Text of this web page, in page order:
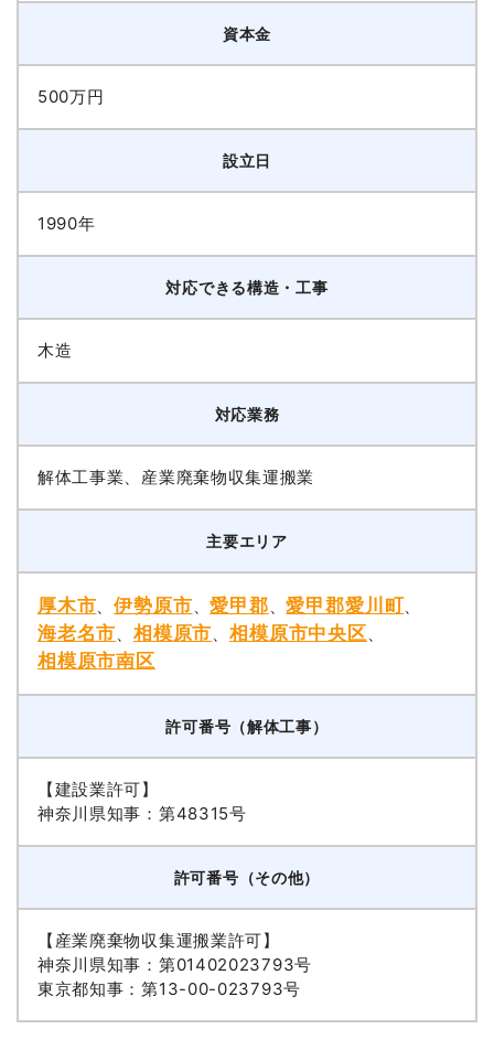
資本金
500万円
設立日
1990年
対応できる構造・工事
木造
対応業務
解体工事業、産業廃棄物収集運搬業
主要エリア
厚木市 、伊勢原市 、愛甲郡 、愛甲郡愛川町、
海老名市 相模原市 、相模原市中央区
相模原市南区
許可番号（解体工事）
【建設業許可】
神奈川県知事：第48315号
許可番号（その他）
【産業廃棄物収集運搬業許可】
神奈川県知事：第01402023793号
東京都知事：第13-00-023793号